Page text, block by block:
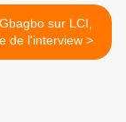
sur LCI,
l'intégrale de l'interview >